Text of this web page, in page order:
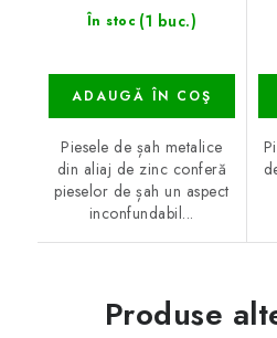
În stoc (1 buc.)
ADAUGĂ ÎN COŞ
Piesele de șah metalice
din aliaj de zinc conferă
pieselor de șah un aspect
inconfundabil...
Produse